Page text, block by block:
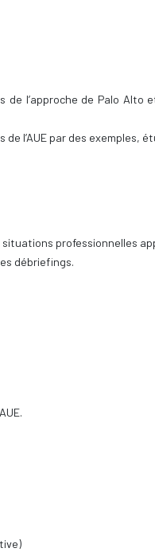
l’approche de Palo Alto
de l’AUE par des exemples,
situations professionnelles
débriefings.